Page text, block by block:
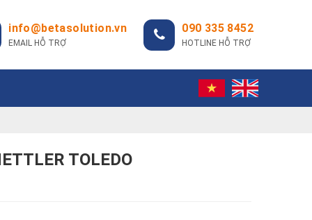
info@betasolution.vn
EMAIL HỖ TRỢ
090 335 8452
HOTLINE HỖ TRỢ
TOLEDO